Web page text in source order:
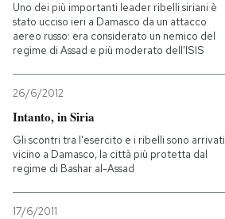
Uno dei più importanti leader ribelli siriani è
stato ucciso ieri a Damasco da un attacco
aereo russo: era considerato un nemico del
regime di Assad e più moderato dell'ISIS
26/6/2012
Intanto, in Siria
Gli scontri tra l'esercito e i ribelli sono arrivati
vicino a Damasco, la città più protetta dal
regime di Bashar al-Assad
17/6/2011